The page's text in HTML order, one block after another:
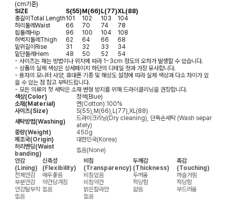
(cm기준)
SIZE
S(55) M(66) L(77)XL(88)
총길이 Total Length101 102 103
104
허리둘레 Waist 66 70 74
78
힙둘레 Hip 96 100 104
108
허벅지둘레 Thigh 62 64 66
68
밑위길이 Rise 31 32 33
34
밑단둘레 Hem 48 50 52
54
- 사이즈는 재는 방법이나 위치에 따라 1~3cm 정도의 오차가 발생할 수 있습니다.
- 상품의 실제 색상은 상세페이지 하단의 디테일 컷과 가장 유사합니다.
- 용자의 모니터 사양, 휴대폰 기종 및 해상도 설정에 따라 실제 색상과 다소 차이가 있
을 수 있는 점 참고 부탁드립니다.
- 모든 의류의 첫 세탁은 소재 변형 방지를 위해 드라이클리닝을 권장합니다.
색상(Color)
청색(Blue)
소재(Material)
면(Cotton) 100%
사이즈(Size)
S(55),M(66),L(77),XL(88)
세탁방법(Washing)
드라이크리닝(Dry cleaning), 단독손세탁 (Wash separ
ately)
중량(Weight)
450g
제조국(Origin)
대한민국(Korea)
허리밴딩(Waist
banding)
없음(None)
안감
(Lining)
신축성
(Flexibility)
비침
(Transparency)
두께감
(Thickness)
촉감
(Touching)
전체안감
매우좋음 비침있음 두꺼움
까슬거림
부분안감
약간당겨짐 비침약간 적당함
적당함
안감탈부착 없음 밝은칼라만 얇음
부드러움
없음
없음